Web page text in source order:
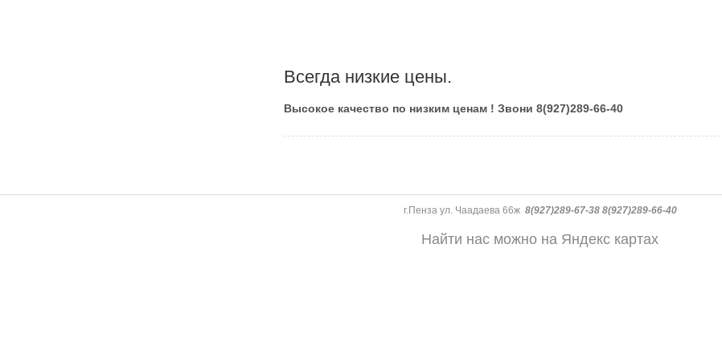
Всегда низкие цены.
Высокое качество по низким ценам ! Звони 8(927)289-66-40
г.Пенза ул. Чаадаева 66ж 8(927)289-67-38 8(927)289-66-40
Найти нас можно на Яндекс картах